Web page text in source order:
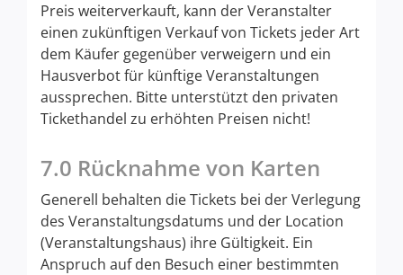
Preis weiterverkauft, kann der Veranstalter
einen zukünftigen Verkauf von Tickets jeder Art
dem Käufer gegenüber verweigern und ein
Hausverbot für künftige Veranstaltungen
aussprechen. Bitte unterstützt den privaten
Tickethandel zu erhöhten Preisen nicht!
7.0 Rücknahme von Karten
Generell behalten die Tickets bei der Verlegung
des Veranstaltungsdatums und der Location
(Veranstaltungshaus) ihre Gültigkeit. Ein
Anspruch auf den Besuch einer bestimmten